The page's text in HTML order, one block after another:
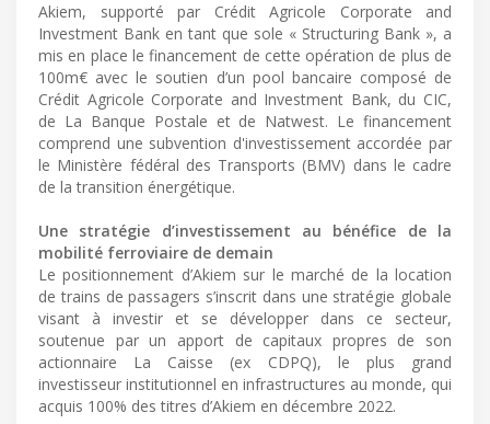
Akiem, supporté par Crédit Agricole Corporate and
Investment Bank en tant que sole « Structuring Bank », a
mis en place le financement de cette opération de plus de
100m€ avec le soutien d’un pool bancaire composé de
Crédit Agricole Corporate and Investment Bank, du CIC,
de La Banque Postale et de Natwest. Le financement
comprend une subvention d'investissement accordée par
le Ministère fédéral des Transports (BMV) dans le cadre
de la transition énergétique.
Une stratégie d’investissement au bénéfice de la
mobilité ferroviaire de demain
Le positionnement d’Akiem sur le marché de la location
de trains de passagers s’inscrit dans une stratégie globale
visant à investir et se développer dans ce secteur,
soutenue par un apport de capitaux propres de son
actionnaire La Caisse (ex CDPQ), le plus grand
investisseur institutionnel en infrastructures au monde, qui
acquis 100% des titres d’Akiem en décembre 2022.